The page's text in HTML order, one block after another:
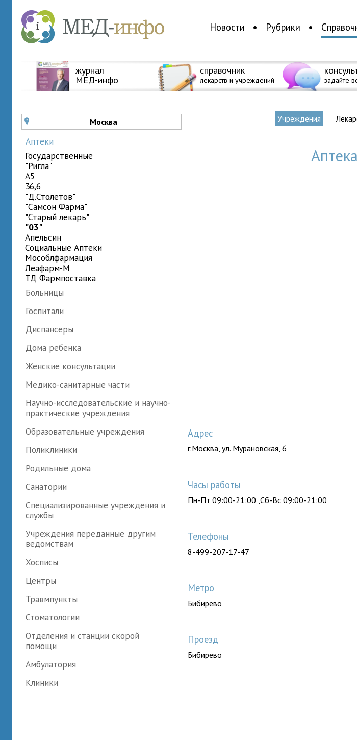
Новости Рубрики
журнал
МЕД-инфо
справочник
лекарств и учреждений задайте
u Москва
Аптеки
государственные
"Ригла"
A5
36,6
"Д.Столетов"
"Самсон Фарма"
"Старый лекарь"
"03"
Апельсин
Социальные Аптеки
Мособлфармация
Леафарм-М
ТД Фармпоставка
Больницы
Госпитали
Диспансеры
Дома ребенка
Женские консультации
Медико-санитарные части
Научно-исследовательские и научно-
практические учреждения
Образовательные учреждения
Поликлиники
Родильные дома
Санатории
Специализированные учреждения и
службы
Учреждения переданные другим
ведомствам
Хосписы
Центры
Травмпункты
Стоматологии
Отделения и станции скорой
помощи
Амбулатория
Клиники
Учреждения
Адрес
г.Москва, ул. Мурановская, 6
Часы работы
Пн-Пт 09:00-21:00 ,Сб-Вс 09:00-21:00
Телефоны
8-499-207-17-47
Метро
Бибирево
Проезд
Бибирево